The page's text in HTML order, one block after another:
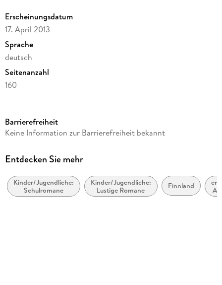
Erscheinungsdatum
17. April 2013
Sprache
deutsch
Seitenanzahl
160
Altersempfehlung
Reihe
Autor/Autorin
Timo Parvela
Barrierefreiheit
Keine Information zur Barrierefreiheit bekannt
Entdecken Sie mehr
Kinder/Jugendliche:
Schulromane
Kinder/Jugendliche:
Lustige Romane
Finnland